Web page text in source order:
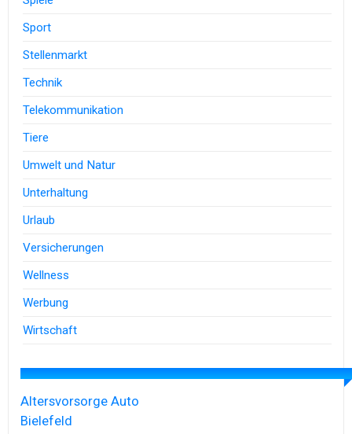
Sport
Stellenmarkt
Technik
Telekommunikation
Tiere
Umwelt und Natur
Unterhaltung
Urlaub
Versicherungen
Wellness
Werbung
Wirtschaft
Altersvorsorge Auto
Bielefeld